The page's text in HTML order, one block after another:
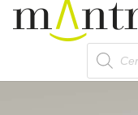
Products
search